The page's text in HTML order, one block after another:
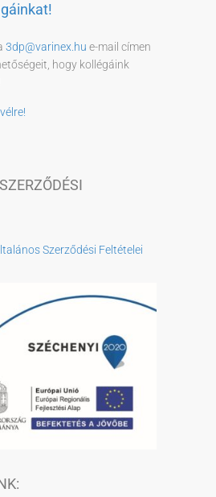
3dp@varinex.hu e-mail címen
hogy kollégáink
Szerződési Feltételei